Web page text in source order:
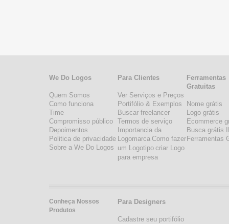
We Do Logos
Quem Somos
Como funciona
Time
Compromisso público
Depoimentos
Politica de privacidade
Sobre a We Do Logos
Conheça Nossos
Produtos
Para Clientes
Ver Serviços e Preços
Portifólio & Exemplos
Buscar freelancer
Termos de serviço
Importancia da
Logomarca Como fazer
um Logotipo criar Logo
para empresa
Para Designers
Cadastre seu portifólio
Ferramentas
Gratuitas
Nome grátis
Logo grátis
Ecommerce
Busca grátis
Ferramentas